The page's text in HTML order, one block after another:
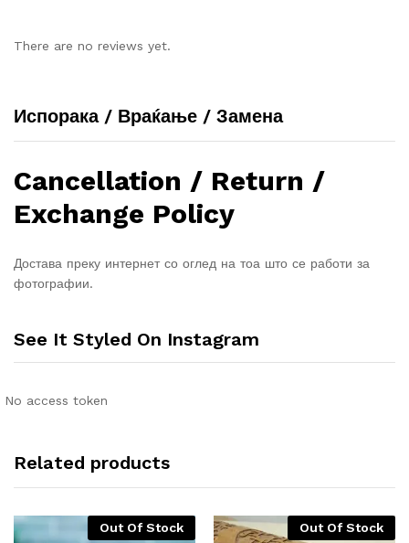
There are no reviews yet.
Испорака / Враќање / Замена
Cancellation / Return /
Exchange Policy
Достава преку интернет со оглед на тоа што се работи за
фотографии.
See It Styled On Instagram
No access token
Related products
Out Of Stock Out Of Stock